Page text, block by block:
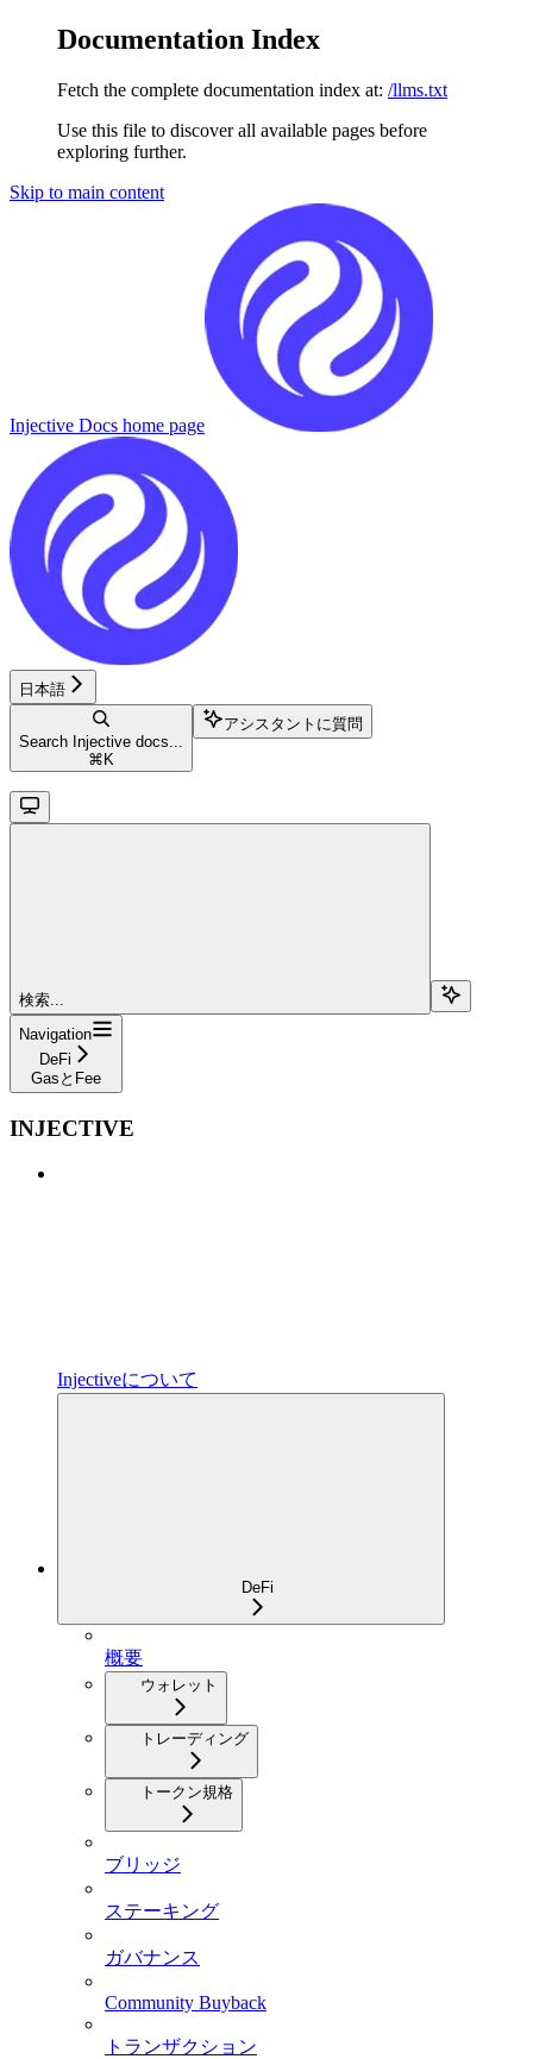
Documentation Index
Fetch the complete documentation index at: /llms.txt
Use this file to discover all available pages before
exploring further.
Skip to main content
Injective Docs home page
日本語
Search Injective docs...
⌘ K
アシスタントに質問
検索...
Navigation
DeFi
GasとFee
INJECTIVE
Injectiveについて
DeFi
概要
ウォレット
トレーディング
トークン規格
ブリッジ
ステーキング
ガバナンス
Community Buyback
トランザクション